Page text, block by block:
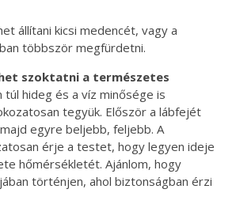
állítani kicsi medencét, vagy a
többször megfürdetni.
szoktatni a természetes
túl hideg és a víz minősége is
tegyük. Először a lábfejét
egyre beljebb, feljebb. A
érje a testet, hogy legyen ideje
hőmérsékletét. Ajánlom, hogy
történjen, ahol biztonságban érzi